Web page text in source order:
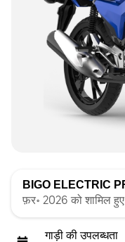
फ़र॰ 2026 को शामिल हुए
गाड़ी की उपलब्धता